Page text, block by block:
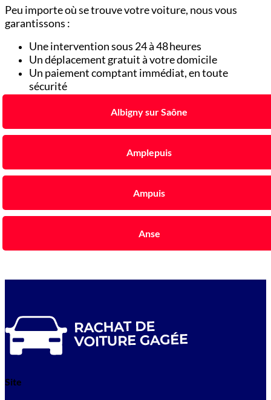
Peu importe où se trouve votre voiture, nous vous
garantissons :
Une intervention sous 24 à 48 heures
Un déplacement gratuit à votre domicile
Un paiement comptant immédiat, en toute
sécurité
Albigny sur Saône
Amplepuis
Ampuis
Anse
Site